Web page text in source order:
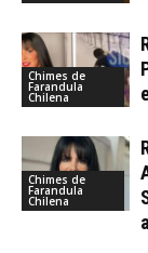
Chimes de
Farandula
Chilena
Chimes de
Farandula
Chilena